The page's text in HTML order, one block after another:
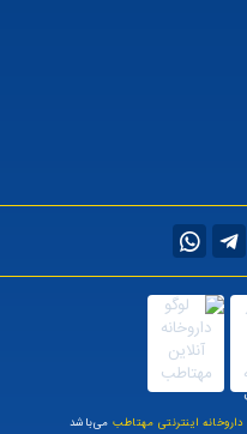
داروخانه اینترنتی مهتاطبمی‌باشد